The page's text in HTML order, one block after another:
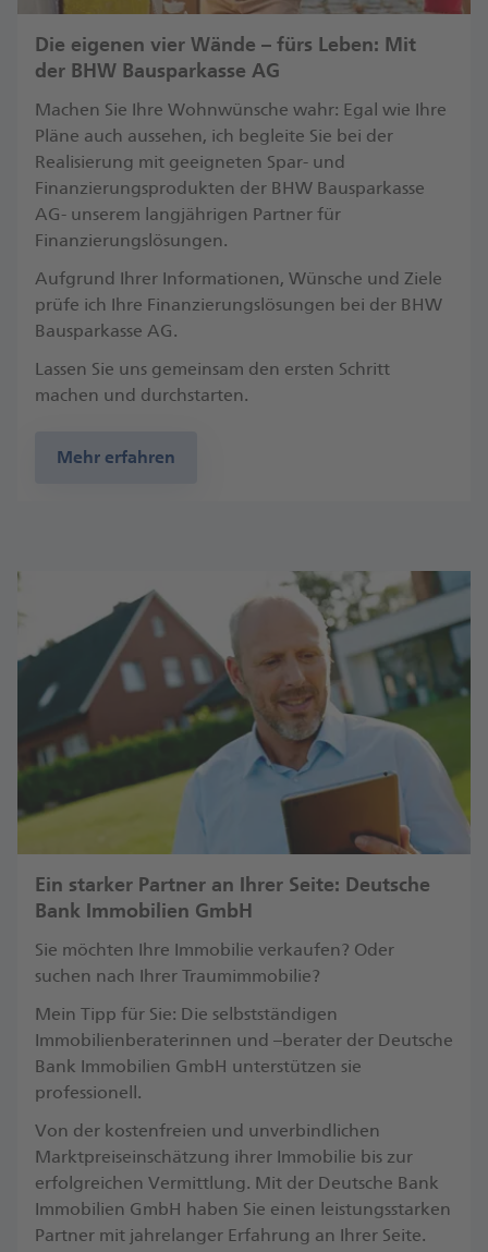
Die eigenen vier Wände – fürs Leben: Mit
der BHW Bausparkasse AG
Machen Sie Ihre Wohnwünsche wahr: Egal wie Ihre
Pläne auch aussehen, ich begleite Sie bei der
Realisierung mit geeigneten Spar- und
Finanzierungsprodukten der BHW Bausparkasse
AG- unserem langjährigen Partner für
Finanzierungslösungen.
Aufgrund Ihrer Informationen, Wünsche und Ziele
prüfe ich Ihre Finanzierungslösungen bei der BHW
Bausparkasse AG.
Lassen Sie uns gemeinsam den ersten Schritt
machen und durchstarten.
Mehr erfahren
Ein starker Partner an Ihrer Seite: Deutsche
Bank Immobilien GmbH
Sie möchten Ihre Immobilie verkaufen? Oder
suchen nach Ihrer Traumimmobilie?
Mein Tipp für Sie: Die selbstständigen
Immobilienberaterinnen und –berater der Deutsche
Bank Immobilien GmbH unterstützen sie
professionell.
Von der kostenfreien und unverbindlichen
Marktpreiseinschätzung ihrer Immobilie bis zur
erfolgreichen Vermittlung. Mit der Deutsche Bank
Immobilien GmbH haben Sie einen leistungsstarken
Partner mit jahrelanger Erfahrung an Ihrer Seite.